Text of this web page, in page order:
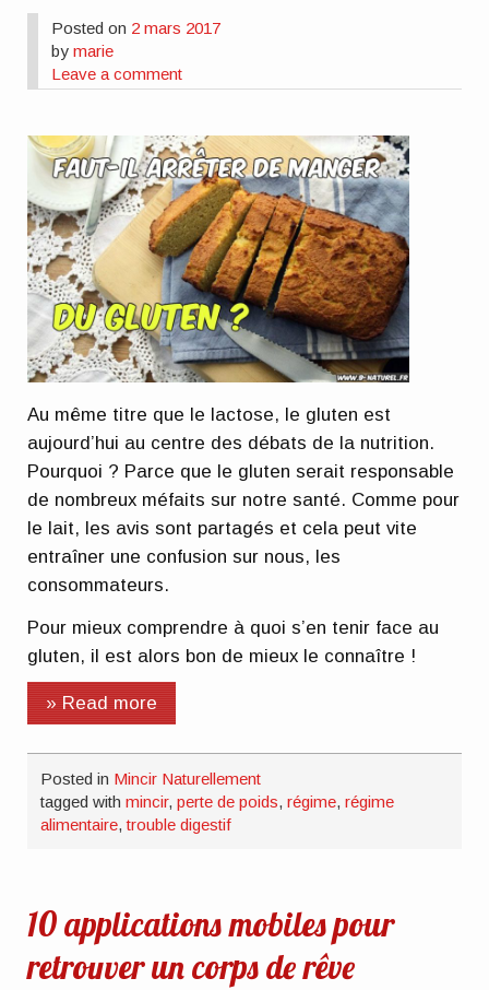
Posted on 2 mars 2017
bymarie
Leave a comment
Au même titre que le lactose, le gluten est
aujourd’hui au centre des débats de la nutrition.
Pourquoi ? Parce que le gluten serait responsable
de nombreux méfaits sur notre santé. Comme pour
le lait, les avis sont partagés et cela peut vite
entraîner une confusion sur nous, les
consommateurs.
Pour mieux comprendre à quoi s’en tenir face au
gluten, il est alors bon de mieux le connaître !
» Read more
Posted in Mincir Naturellement
tagged withmincir,perte de poids,régime,régime
alimentaire,trouble digestif
10 applications mobiles pour
retrouver un corps de rêve